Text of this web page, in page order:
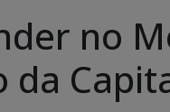
no
da